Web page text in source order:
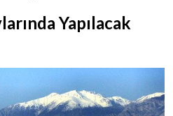
Yapılacak